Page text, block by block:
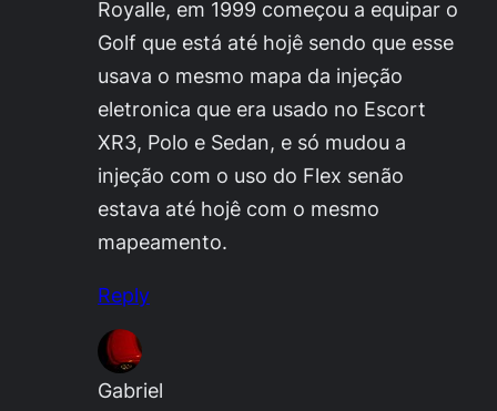
Royalle, em 1999 começou a equipar o
Golf que está até hojê sendo que esse
usava o mesmo mapa da injeção
eletronica que era usado no Escort
XR3, Polo e Sedan, e só mudou a
injeção com o uso do Flex senão
estava até hojê com o mesmo
mapeamento.
Reply
Gabriel